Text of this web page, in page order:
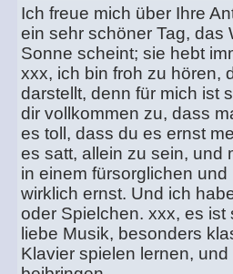
Ich freue mich über Ihre
ein sehr schöner Tag, das
Sonne scheint; sie hebt
xxx, ich bin froh zu hören,
darstellt, denn für mich ist
dir vollkommen zu, dass
es toll, dass du es ernst
es satt, allein zu sein, und
in einem fürsorglichen
wirklich ernst. Und ich
oder Spielchen. xxx, es
liebe Musik, besonders
Klavier spielen lernen,